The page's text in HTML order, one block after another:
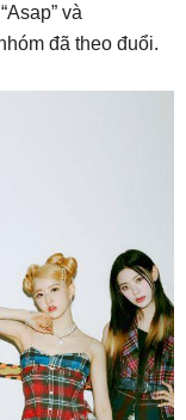
và
đã theo đuổi.